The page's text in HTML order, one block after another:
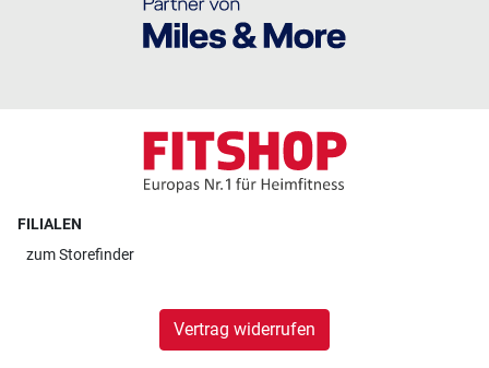
FILIALEN
zumStorefinder
Vertrag widerrufen